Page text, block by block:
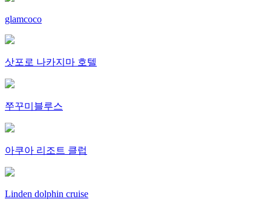
glamcoco
삿포로 나카지마 호텔
쭈꾸미블루스
아쿠아 리조트 클럽
Linden dolphin cruise